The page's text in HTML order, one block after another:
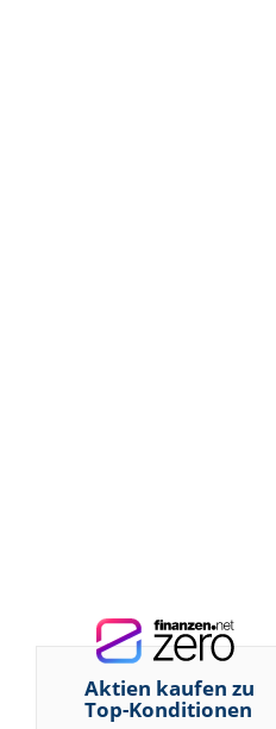
Aktien kaufen zu
Top-Konditionen